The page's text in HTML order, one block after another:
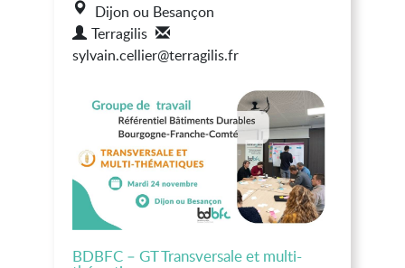
Dijon ou Besançon
Terragilis
sylvain.cellier@terragilis.fr
BDBFC – GT Transversale et multi-